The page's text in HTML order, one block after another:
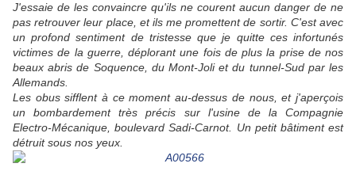
J'essaie de les convaincre qu'ils ne courent aucun danger de ne
pas retrouver leur place, et ils me promettent de sortir. C'est avec
un profond sentiment de tristesse que je quitte ces infortunés
victimes de la guerre, déplorant une fois de plus la prise de nos
beaux abris de Soquence, du Mont-Joli et du tunnel-Sud par les
Allemands.
Les obus sifflent à ce moment au-dessus de nous, et j'aperçois
un bombardement très précis sur l'usine de la Compagnie
Electro-Mécanique, boulevard Sadi-Carnot. Un petit bâtiment est
détruit sous nos yeux.